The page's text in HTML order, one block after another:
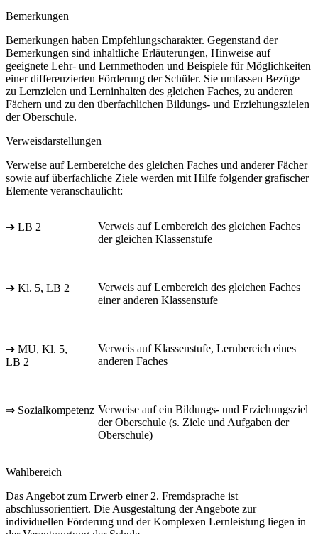
Bemerkungen
Bemerkungen haben Empfehlungscharakter. Gegenstand der
Bemerkungen sind inhaltliche Erläuterungen, Hinweise auf
geeignete Lehr- und Lernmethoden und Beispiele für Möglichkeiten
einer differenzierten Förderung der Schüler. Sie umfassen Bezüge
zu Lernzielen und Lerninhalten des gleichen Faches, zu anderen
Fächern und zu den überfachlichen Bildungs- und Erziehungszielen
der Oberschule.
Verweisdarstellungen
Verweise auf Lernbereiche des gleichen Faches und anderer Fächer
sowie auf überfachliche Ziele werden mit Hilfe folgender grafischer
Elemente veranschaulicht:
➔ LB 2
Verweis auf Lernbereich des gleichen Faches
der gleichen Klassenstufe
➔ Kl. 5, LB 2
Verweis auf Lernbereich des gleichen Faches
einer anderen Klassenstufe
➔ MU, Kl. 5,
LB 2
Verweis auf Klassenstufe, Lernbereich eines
anderen Faches
⇒ Sozialkompetenz Verweise auf ein Bildungs- und Erziehungsziel
der Oberschule (s. Ziele und Aufgaben der
Oberschule)
Wahlbereich
Das Angebot zum Erwerb einer 2. Fremdsprache ist
abschlussorientiert. Die Ausgestaltung der Angebote zur
individuellen Förderung und der Komplexen Lernleistung liegen in